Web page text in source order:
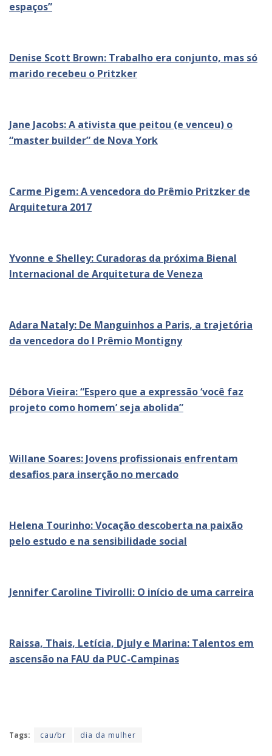
espaços”
Denise Scott Brown: Trabalho era conjunto, mas só
marido recebeu o Pritzker
Jane Jacobs: A ativista que peitou (e venceu) o
“master builder” de Nova York
Carme Pigem: A vencedora do Prêmio Pritzker de
Arquitetura 2017
Yvonne e Shelley: Curadoras da próxima Bienal
Internacional de Arquitetura de Veneza
Adara Nataly: De Manguinhos a Paris, a trajetória
da vencedora do I Prêmio Montigny
Débora Vieira: “Espero que a expressão ‘você faz
projeto como homem’ seja abolida”
Willane Soares: Jovens profissionais enfrentam
desafios para inserção no mercado
Helena Tourinho: Vocação descoberta na paixão
pelo estudo e na sensibilidade social
Jennifer Caroline Tivirolli: O início de uma carreira
Raissa, Thais, Letícia, Djuly e Marina: Talentos em
ascensão na FAU da PUC-Campinas
Tags: cau/br dia da mulher